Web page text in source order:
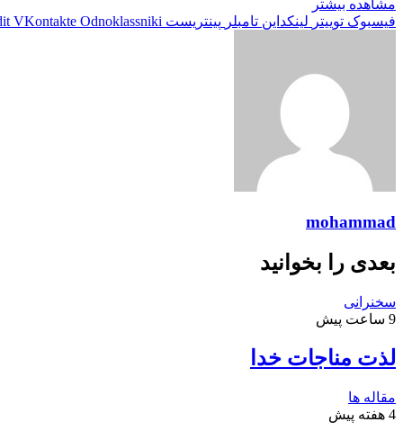
مشاهده بیشتر
فیسبوک توییتر لینکداین تامبلر پینتریست VKontakte Odnoklassniki
mohammad
بعدی را بخوانید
سخنرانی
9 ساعت پیش
لذت مناجات خدا
مقاله ها
4 هفته پیش